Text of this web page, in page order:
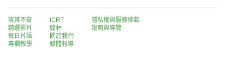
攻其不背
精選影片
每日片語
專欄教學
ICRT
翰林
關於我們
媒體報導
隱私權與服務條款
說明與導覽